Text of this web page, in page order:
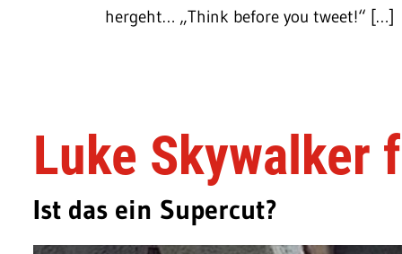
hergeht… „Think before you tweet!“ […]
Luke Skywalker
Ist das ein Supercut?